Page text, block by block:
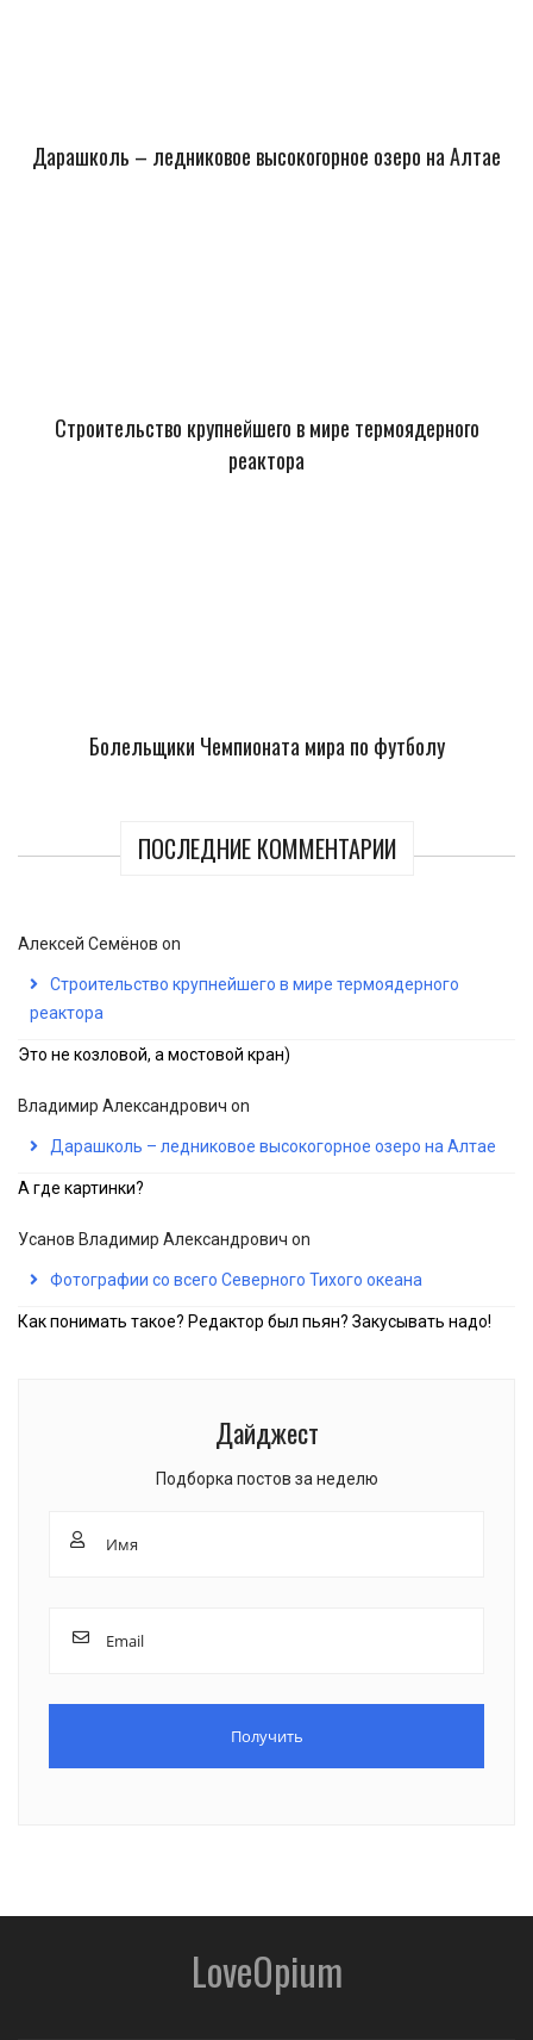
Дарашколь – ледниковое высокогорное озеро на Алтае
Строительство крупнейшего в мире термоядерного
реактора
Болельщики Чемпионата мира по футболу
ПОСЛЕДНИЕ КОММЕНТАРИИ
Алексей Семёнов on
Строительство крупнейшего в мире термоядерного
реактора
Это не козловой, а мостовой кран)
Владимир Александрович on
Дарашколь – ледниковое высокогорное озеро на Алтае
А где картинки?
Усанов Владимир Александрович on
Фотографии со всего Северного Тихого океана
Как понимать такое? Редактор был пьян? Закусывать надо!
Дайджест
Подборка постов за неделю
LoveOpium